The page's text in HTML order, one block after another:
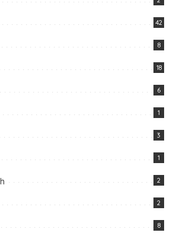
42
8
18
6
1
3
1
2
2
8